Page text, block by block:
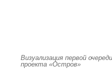
Визуализация первой
проекта «Остров»